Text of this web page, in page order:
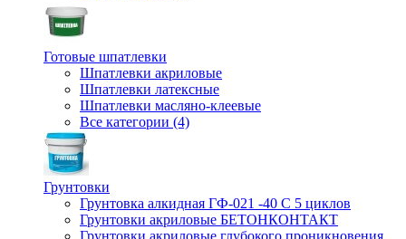
Готовые шпатлевки
Шпатлевки акриловые
Шпатлевки латексные
Шпатлевки масляно-клеевые
Все категории (4)
Грунтовки
Грунтовка алкидная ГФ-021 -40 С 5 циклов
Грунтовки акриловые БЕТОНКОНТАКТ
Грунтовки акриловые глубокого проникновения